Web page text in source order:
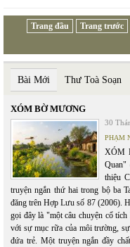
Trang đầu Trang trước
Bài Mới Thư Toà Soạn
XÓM BỜ MƯƠNG
30
PHẠM
XÓM
Quan"
thiệu
truyện ngắn thứ hai trong bộ ba
đăng trên Hợp Lưu số 87 (2006).
gọi đây là "một câu chuyện cổ
với sự mục rữa của môi trường,
đứa trẻ. Một truyện ngắn đầy